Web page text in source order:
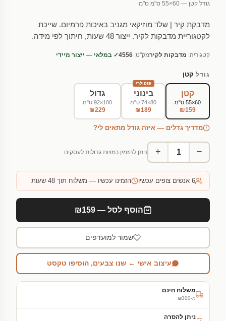
גודל קטן — 60×55 ס"מ ס"מ
מדבקת קיר | שלד מוזיקאי מגניב באיכות פרמיום. שייכת
לקטגוריית מדבקות לקיר. ייצור 48 שעות, חיתוך לפי מידה.
קטגוריה: מדבקות לקירמק"ט: 4556✓ במלאי — ייצור מיידי
גודל קטן
קטן
60×55 ס"מ
₪159
פופולרי
בינוני
80×74 ס"מ
₪189
גדול
100×92 ס"מ
₪229
מדריך גדלים — איזה גודל מתאים לי?
−
+ ניתן להזמין כמויות גדולות לעסקים
6 אנשים צופים עכשיו הזמינו עכשיו — משלוח תוך 48 שעות
הוסף לסל — ₪159
שמור למועדפים
עיצוב אישי ← שנו צבעים, הוסיפו טקסט
משלוח חינם
מ-₪300
ניתן להסרה